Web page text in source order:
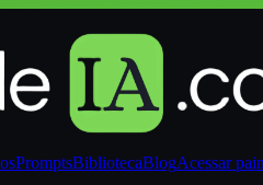
PromptsBibliotecaBlogAcessar